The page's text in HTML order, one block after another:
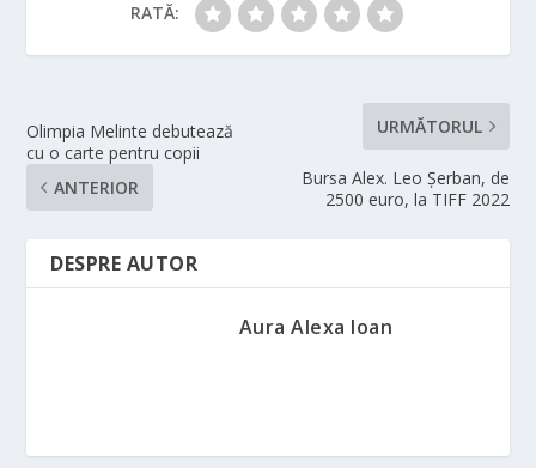
RATĂ:
Olimpia Melinte debutează
cu o carte pentru copii
ANTERIOR
URMĂTORUL
Bursa Alex. Leo Şerban, de
2500 euro, la TIFF 2022
DESPRE AUTOR
Aura Alexa Ioan